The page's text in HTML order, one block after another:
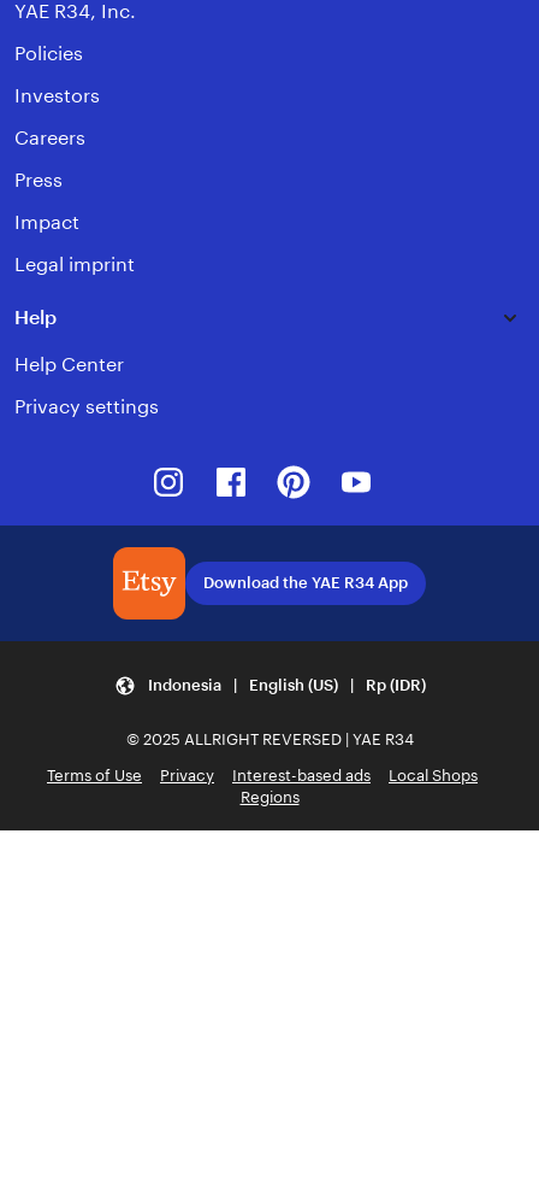
YAE R34, Inc.
Policies
Investors
Careers
Press
Impact
Legal imprint
Help
Help Center
Privacy settings
InstagramFacebookPinterest
Download the YAE R34 App
Indonesia | English (US) | Rp (IDR)
© 2025 ALLRIGHT REVERSED | YAE R34
Terms of Use
Privacy Interest-based ads
Local Shops
Regions